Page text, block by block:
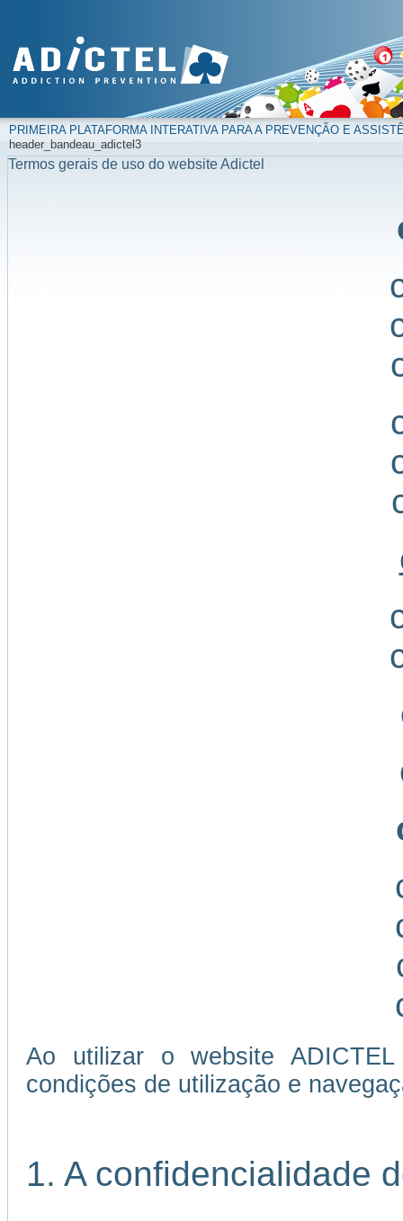
PRIMEIRA PLATAFORMA INTERATIVA PARA A PREVENÇÃO E
header_bandeau_adictel3
Termos gerais de uso do website Adictel
Ao utilizar o website
condições de utilização e
1. A confidencialidade